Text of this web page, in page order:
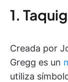
1.
Creada por
Gregg es un
utiliza